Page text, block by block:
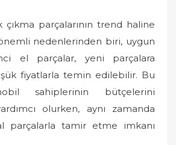
parçalarının trend haline
nedenlerinden biri, uygun
el parçalar, yeni parçalara
fiyatlarla temin edilebilir. Bu
sahiplerinin bütçelerini
olurken, aynı zamanda
parçalarla tamir etme imkanı